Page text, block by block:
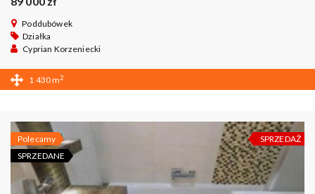
Poddubówek
Działka
Cyprian Korzeniecki
1 430 m2
Polecamy
SPRZEDANE
SPRZEDAŻ